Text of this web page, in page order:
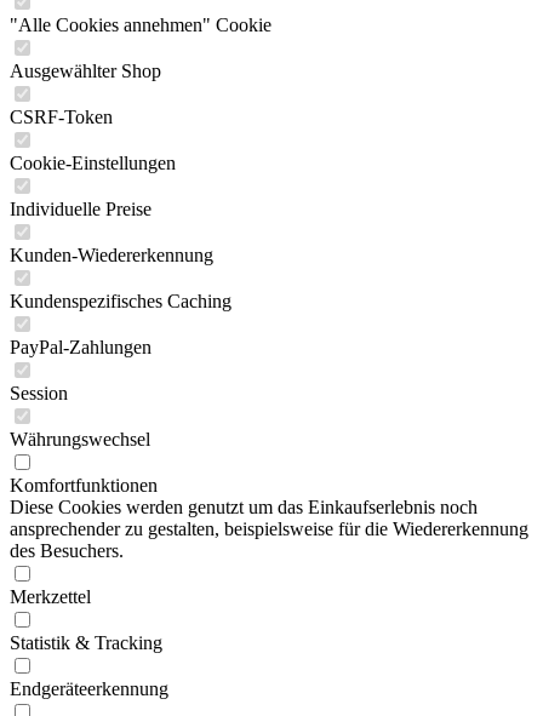
"Alle Cookies annehmen" Cookie
Ausgewählter Shop
CSRF-Token
Cookie-Einstellungen
Individuelle Preise
Kunden-Wiedererkennung
Kundenspezifisches Caching
PayPal-Zahlungen
Session
Währungswechsel
Komfortfunktionen
Diese Cookies werden genutzt um das Einkaufserlebnis noch
ansprechender zu gestalten, beispielsweise für die Wiedererkennung
des Besuchers.
Merkzettel
Statistik & Tracking
Endgeräteerkennung